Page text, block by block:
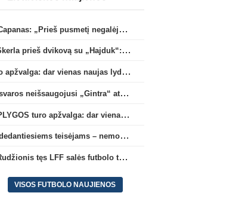
M. Capanas: „Prieš pusmetį negalėjau net įsivaizduoti, kad žaisime prieš „Hajduk“
A. Skerla prieš dvikovą su „Hajduk“: „Tai kito kalibro komanda“
Turo apžvalga: dar vienas naujas lyderis
Persvaros neišsaugojusi „Gintra“ atrankos pusfinalyje nusileido Škotijos čempionėms
TOPLYGOS turo apžvalga: dar vienas naujas lyderis
Pradedantiesiems teisėjams – nemokamas seminaras Vilniuje šį penktadienį
K. Rudžionis tęs LFF salės futbolo techninio direktoriaus veiklą
VISOS FUTBOLO NAUJIENOS